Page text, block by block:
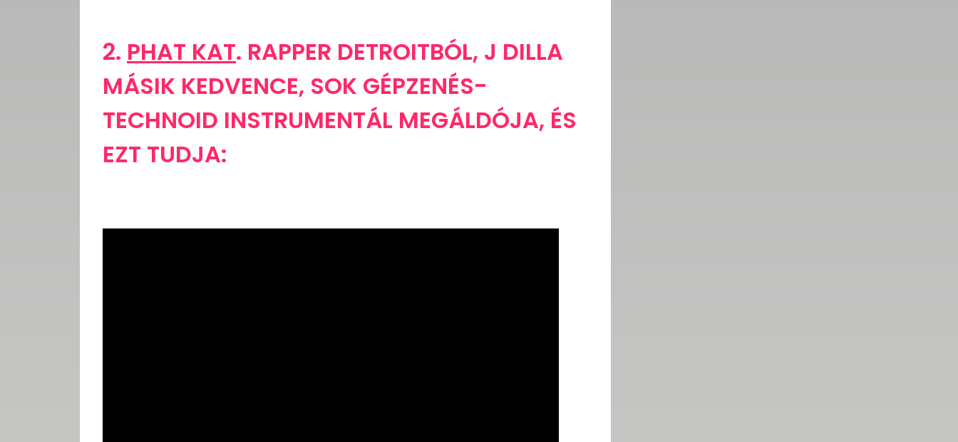
2. PHAT KAT. RAPPER DETROITBÓL, J DILLA
MÁSIK KEDVENCE, SOK GÉPZENÉS-
TECHNOID INSTRUMENTÁL MEGÁLDÓJA, ÉS
EZT TUDJA: